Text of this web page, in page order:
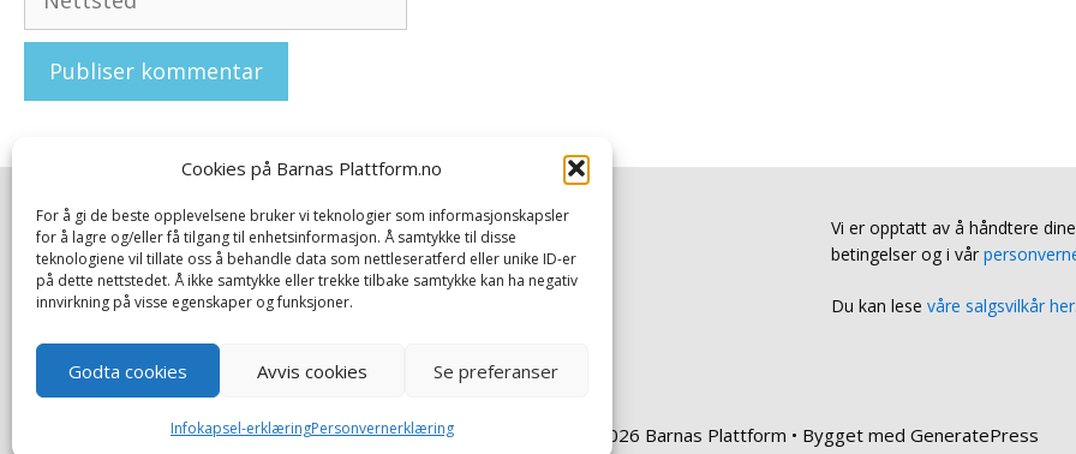
Cookies på Barnas Plattform.no
For å gi de beste opplevelsene bruker vi teknologier som informasjonskapsler
for å lagre og/eller få tilgang til enhetsinformasjon. Å samtykke til disse
teknologiene vil tillate oss å behandle data som nettleseratferd eller unike ID-er
på dette nettstedet. Å ikke samtykke eller trekke tilbake samtykke kan ha negativ
innvirkning på visse egenskaper og funksjoner.
Godta cookies Avvis cookies Se preferanser
Infokapsel-erklæringPersonvernerklæring
Om oss |Bestill kurs og foredrag|
Tilbakemeldinger|Rapport/forskning| Kontakt oss
Vi er opptatt av å håndtere
betingelser og i vår
Du kan lese våre salgsvilkår her
© 2026 Barnas Plattform • Bygget med GeneratePress